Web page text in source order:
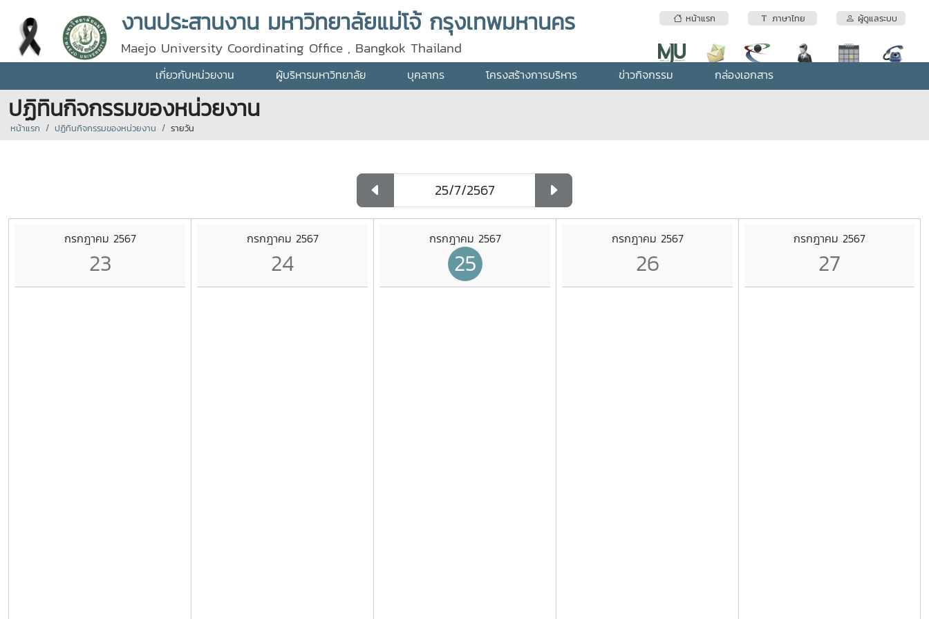
หน้าแรก ภาษาไทย ผู้ดูแลระบบ
งานประสานงาน มหาวิทยาลัยแม่โจ้ กรุงเทพมหานคร
Maejo University Coordinating Office , Bangkok Thailand
เกี่ยวกับหน่วยงาน ผู้บริหารมหาวิทยาลัย บุคลากร โครงสร้างการบริหาร ข่าวกิจกรรม กล่องเอกสาร
ปฏิทินกิจกรรมของหน่วยงาน
หน้าแรก ปฏิทินกิจกรรมของหน่วยงาน รายวัน
กรกฎาคม 2567
23
กรกฎาคม 2567
24
กรกฎาคม 2567
25
กรกฎาคม 2567
26
กรกฎาคม 2567
27